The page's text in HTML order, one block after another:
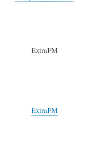
ExtraFM
ExtraFM